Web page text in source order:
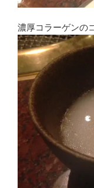
濃厚コラーゲンの